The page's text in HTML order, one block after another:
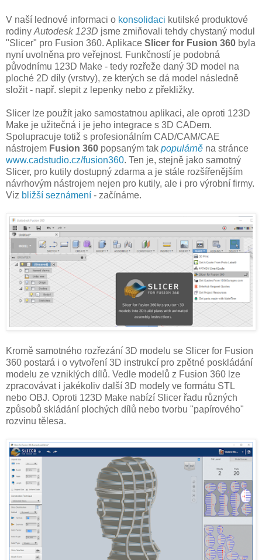
V naší lednové informaci o konsolidaci kutilské produktové
rodiny Autodesk 123D jsme zmiňovali tehdy chystaný modul
"Slicer" pro Fusion 360. Aplikace Slicer for Fusion 360 byla
nyní uvolněna pro veřejnost. Funkčností je podobná
původnímu 123D Make - tedy rozřeže daný 3D model na
ploché 2D díly (vrstvy), ze kterých se dá model následně
složit - např. slepit z lepenky nebo z překližky.
Slicer lze použít jako samostatnou aplikaci, ale oproti 123D
Make je užitečná i je jeho integrace s 3D CADem.
Spolupracuje totiž s profesionálním CAD/CAM/CAE
nástrojem Fusion 360 popsaným tak populárně na stránce
www.cadstudio.cz/fusion360. Ten je, stejně jako samotný
Slicer, pro kutily dostupný zdarma a je stále rozšířenějším
návrhovým nástrojem nejen pro kutily, ale i pro výrobní firmy.
Viz bližší seznámení - začínáme.
Kromě samotného rozřezání 3D modelu se Slicer for Fusion
360 postará i o vytvoření 3D instrukcí pro zpětné poskládání
modelu ze vzniklých dílů. Vedle modelů z Fusion 360 lze
zpracovávat i jakékoliv další 3D modely ve formátu STL
nebo OBJ. Oproti 123D Make nabízí Slicer řadu různých
způsobů skládání plochých dílů nebo tvorbu "papírového"
rozvinu tělesa.